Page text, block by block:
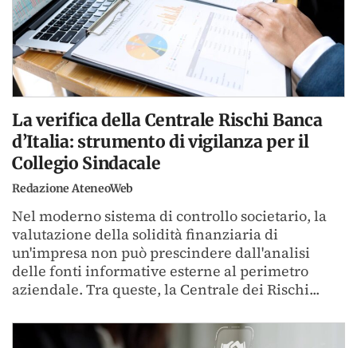
La verifica della Centrale Rischi Banca
d’Italia: strumento di vigilanza per il
Collegio Sindacale
Redazione AteneoWeb
Nel moderno sistema di controllo societario, la
valutazione della solidità finanziaria di
un'impresa non può prescindere dall'analisi
delle fonti informative esterne al perimetro
aziendale. Tra queste, la Centrale dei Rischi...